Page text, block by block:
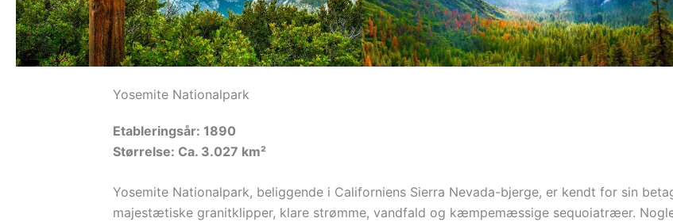
Yosemite Nationalpark
Etableringsår: 1890
Størrelse: Ca. 3.027 km²
Yosemite Nationalpark, beliggende i Californiens Sierra Nevada-bjerge, er kendt for sin
majestætiske granitklipper, klare strømme, vandfald og kæmpemæssige sequoiatræer.